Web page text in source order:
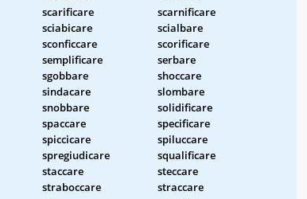
scarificare
scarnificare
sciabicare
scialbare
sconficcare
scorificare
semplificare
serbare
sgobbare
shoccare
sindacare
slombare
snobbare
solidificare
spaccare
specificare
spiccicare
spiluccare
spregiudicare
squalificare
staccare
steccare
straboccare
straccare